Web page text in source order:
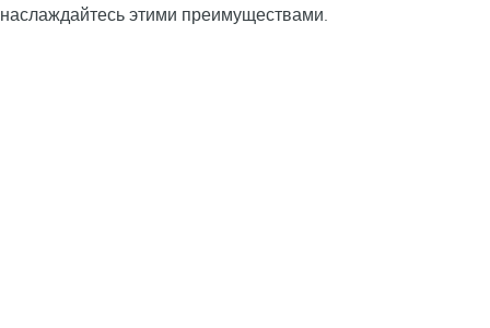
наслаждайтесь этими преимуществами.